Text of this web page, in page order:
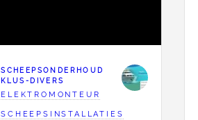
SCHEEPSONDERHOUD
KLUS-DIVERS
ELEKTROMONTEUR
SCHEEPSINSTALLATIES